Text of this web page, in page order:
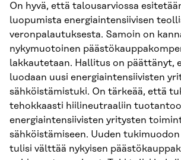
On hyvä, että talousarviossa
luopumista energiaintensiivisen
veronpalautuksesta. Samoin on
nykymuotoinen
lakkautetaan. Hallitus on päättänyt,
luodaan uusi energiaintensiivisten
sähköistämistuki. On tärkeää, että
tehokkaasti hiilineutraaliin
energiaintensiivisten yritysten
sähköistämiseen. Uuden
tulisi välttää nykyisen